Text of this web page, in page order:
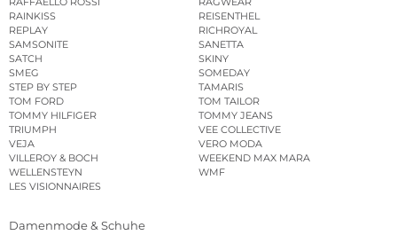
RAINKISS
REISENTHEL
REPLAY
RICHROYAL
SAMSONITE
SANETTA
SATCH
SKINY
SMEG
SOMEDAY
STEP BY STEP
TAMARIS
TOM FORD
TOM TAILOR
TOMMY HILFIGER
TOMMY JEANS
TRIUMPH
VEE COLLECTIVE
VEJA
VERO MODA
VILLEROY & BOCH
WEEKEND MAX MARA
WELLENSTEYN
WMF
LES VISIONNAIRES
Damenmode & Schuhe